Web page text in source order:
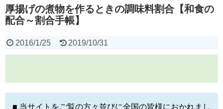
厚揚げの煮物を作るときの調味料割合【和食の
配合～割合手帳】
2016/1/25 2019/10/31
■ 当サイトをご覧の方々並びに全国の皆様におかれまし